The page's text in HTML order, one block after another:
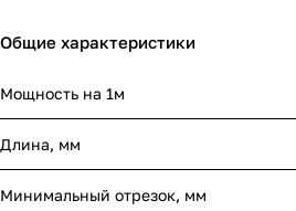
Общие характеристики
Мощность на 1м
Длина, мм
Минимальный отрезок, мм